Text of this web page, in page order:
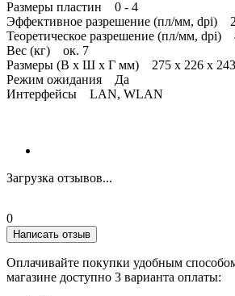
Размеры пластин 0 - 4
Эффективное разрешение (пл/мм, dpi)
Теоретическое разрешение (пл/мм, dpi)
Вес (кг) ок. 7
Размеры (В x Ш x Г мм) 275 x 226 x 243
Режим ожидания Да
Интерфейсы LAN, WLAN
Загрузка отзывов...
0
Написать отзыв
Оплачивайте покупки удобным
магазине доступно 3 варианта оплаты: